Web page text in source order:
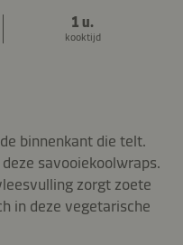
1 u.
kooktijd
binnenkant die telt.
savooiekoolwraps.
zorgt zoete
in deze vegetarische